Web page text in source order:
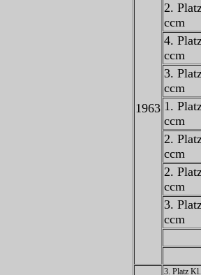
1963
2.
ccm
4.
ccm
3.
ccm
1.
ccm
2.
ccm
2.
ccm
3.
ccm
3. Platz